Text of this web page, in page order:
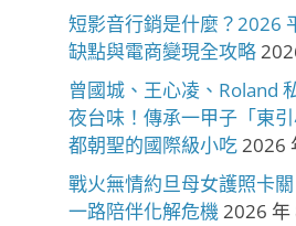
短影音行銷是什麼？2026
缺點與電商變現全攻略
曾國城、王心凌、Roland
夜台味！傳承一甲子「東
都朝聖的國際級小吃2026
戰火無情約旦母女護照卡
一路陪伴化解危機2026 年